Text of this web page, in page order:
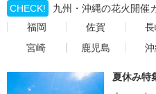
CHECK!
九州・沖縄の花火開催
福岡
佐賀
宮崎
鹿児島
夏休み特